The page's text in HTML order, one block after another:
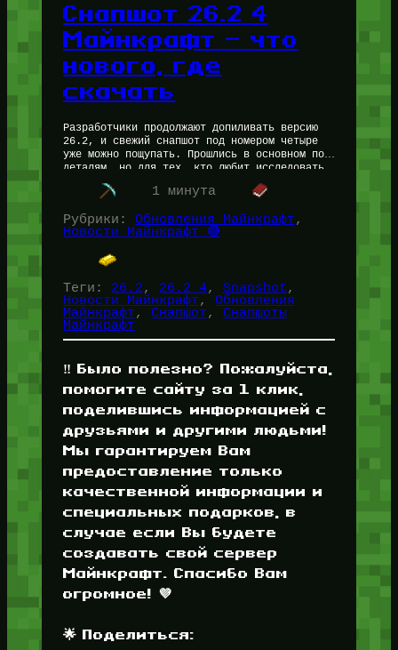
Снапшот 26.2 4
Майнкрафт — что
нового, где
скачать
Разработчики продолжают допиливать версию
26.2, и свежий снапшот под номером четыре
уже можно пощупать. Прошлись в основном по
деталям, но для тех, кто любит исследовать
мир, есть пара важных моментов.…
1 минута
Рубрики: Обновления Майнкрафт
Новости Майнкрафт 🔴
Теги: 26.2, 26.2 4, Snapshot
Новости Майнкрафт, Обновления
Майнкрафт, Снапшот, Снапшоты
Майнкрафт
‼️ Было полезно? Пожалуйста,
помогите сайту за 1 клик,
поделившись информацией с
друзьями и другими людьми!
Мы гарантируем Вам
предоставление только
качественной информации и
специальных подарков, в
случае если Вы будете
создавать свой сервер
Майнкрафт. Спасибо Вам
огромное! 💜
🌟 Поделиться: